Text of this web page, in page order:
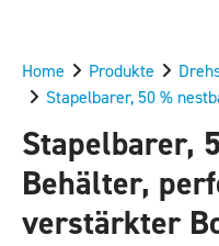
Home Produkte
Stapelbarer, 50 %
Stapelbarer,
Behälter,
verstärkter